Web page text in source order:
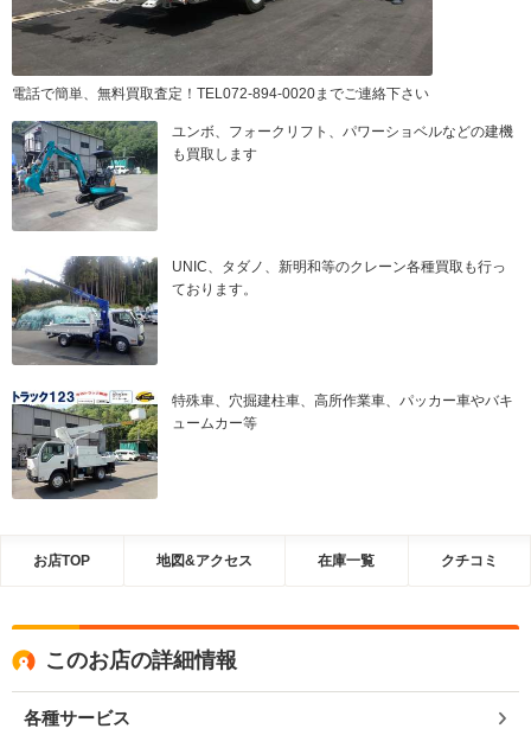
電話で簡単、無料買取査定！TEL072-894-0020までご連絡下さい
ユンボ、フォークリフト、パワーショベルなどの建機
も買取します
UNIC、タダノ、新明和等のクレーン各種買取も行っ
ております。
特殊車、穴掘建柱車、高所作業車、パッカー車やバキ
ュームカー等
お店TOP 地図&アクセス 在庫一覧 クチコミ
このお店の詳細情報
各種サービス